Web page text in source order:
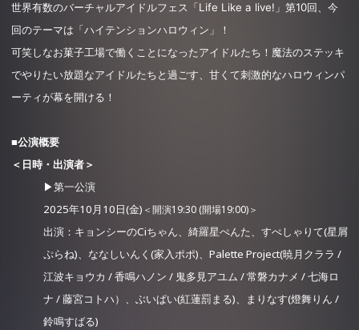
世界有数のバーチャルアイドルフェス「Life Like a live!」第10回、今
回のテーマは「ハイテンションハロウィン」！
可笑しなお菓子工場で働くことになったアイドルたち！魔法のステッキ
でやりたい放題なアイドルたちと過ごす、甘くて刺激的なハロウィンパ
ーティが幕を開ける！
■公演概要
＜日時・出演者＞
▶第一公演
2025年10月10日(金) ＜開演19:30 (開場19:00)＞
出演：キョンシーのCiちゃん、綺羅星ぺんた、すぺしゃりて(星屑
ぷらね)、ななしいんく(家入ポポ)、Palette Project(暁月クララ /
江波キョウカ / 香鳴ハノン / 鬼多見アユム / 常磐カナメ / 七海ロ
ナ / 藤宮コトハ）、ぶいぱい(紅蓮罰まる)、まりなす(燈舞りん /
鈴鳴すばる)